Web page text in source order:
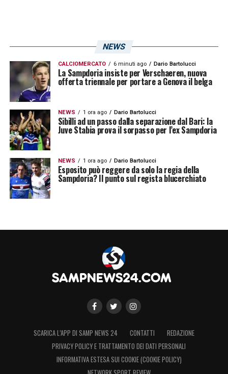
NEWS
CALCIOMERCATO 6 minuti ago Dario Bartolucci
La Sampdoria insiste per Verschaeren, nuova
offerta triennale per portare a Genova il belga
NEWS 1 ora ago Dario Bartolucci
Sibilli ad un passo dalla separazione dal Bari: la
Juve Stabia prova il sorpasso per l’ex Sampdoria
NEWS 1 ora ago Dario Bartolucci
Esposito può reggere da solo la regia della
Sampdoria? Il punto sul regista blucerchiato
SCARICA L’APP DI SAMP NEWS 24 CONTATTI
REDAZIONE
PRIVACY POLICY E TRATTAMENTO DEI DATI PERSONALI
INFORMATIVA ESTESA SUI COOKIE (COOKIE POLICY)